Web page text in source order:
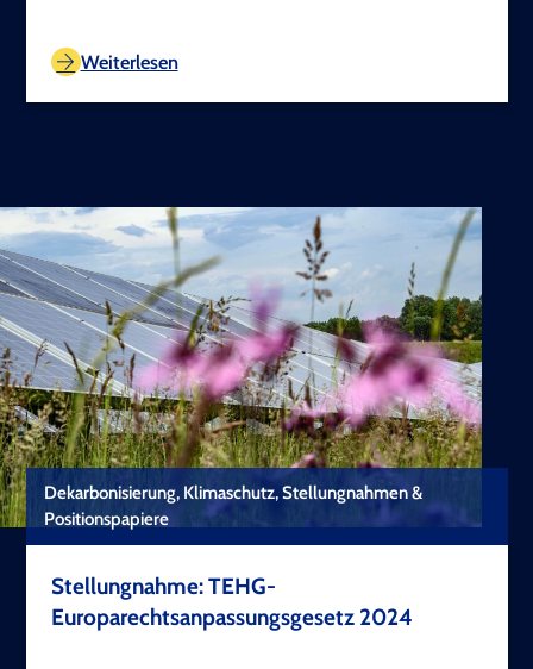
Weiterlesen
Dekarbonisierung, Klimaschutz, Stellungnahmen &
Positionspapiere
Stellungnahme: TEHG-
Europarechtsanpassungsgesetz 2024